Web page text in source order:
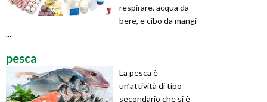
respirare, acqua da
bere, e cibo da mangi
...
pesca
La pesca è
un’attività di tipo
secondario che si è